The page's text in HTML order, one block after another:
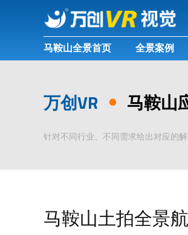
马鞍山全景首页 全景案例
万创VR 马鞍山
针对不同行业、不同需求给出对应的
马鞍山土拍全景